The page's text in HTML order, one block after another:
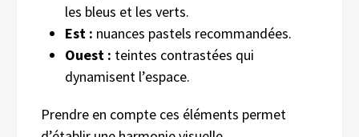
les bleus et les verts.
Est : nuances pastels recommandées.
Ouest : teintes contrastées qui
dynamisent l’espace.
Prendre en compte ces éléments permet